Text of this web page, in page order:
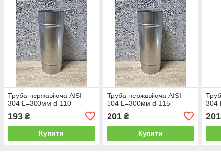
Труба нержавіюча AISI
304 L=300мм d-110
193 ₴
Купити
Труба нержавіюча AISI
304 L=300мм d-115
201₴
Купити
304
201